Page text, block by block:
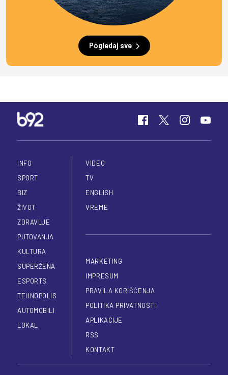
Pogledaj sve
INFO
SPORT
BIZ
ŽIVOT
ZDRAVLJE
PUTOVANJA
KULTURA
SUPERŽENA
ESPORTS
TEHNOPOLIS
AUTOMOBILI
LOKAL
VIDEO
TV
ENGLISH
VREME
MARKETING
IMPRESUM
PRAVILA KORIŠĆENJA
POLITIKA PRIVATNOSTI
APLIKACIJE
RSS
KONTAKT